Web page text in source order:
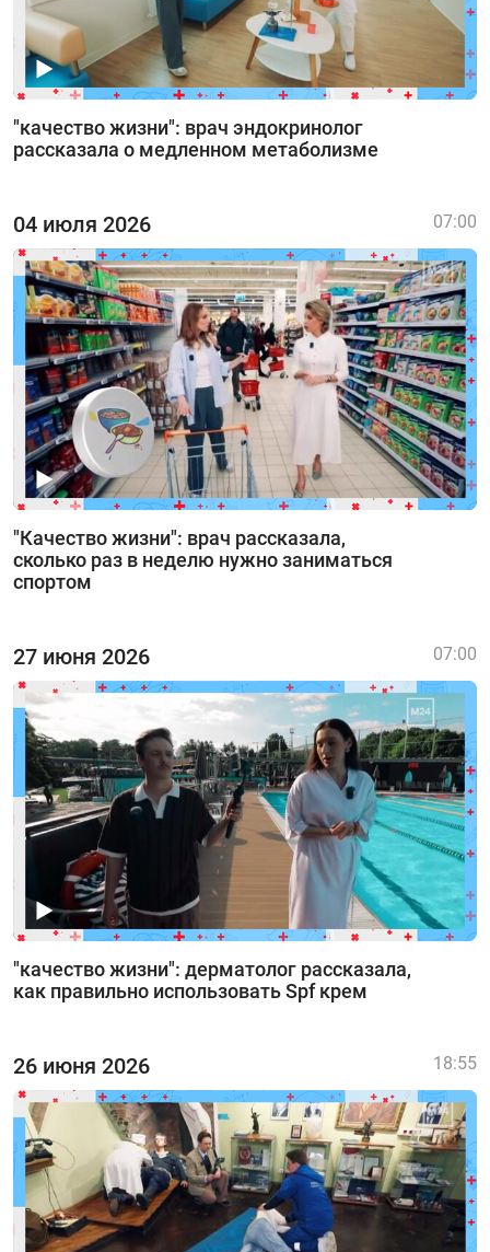
"качество жизни": врач эндокринолог
рассказала о медленном метаболизме
04 июля 2026
"Качество жизни": врач рассказала,
сколько раз в неделю нужно заниматься
спортом
07:00
27 июня 2026
"качество жизни": дерматолог рассказала,
как правильно использовать Spf крем
07:00
26 июня 2026 18:55